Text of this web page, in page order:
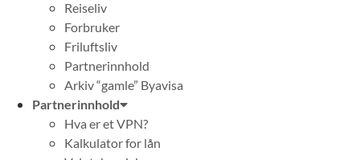
Reiseliv
Forbruker
Friluftsliv
Partnerinnhold
Arkiv “gamle” Byavisa
Partnerinnhold
Hva er et VPN?
Kalkulator for lån